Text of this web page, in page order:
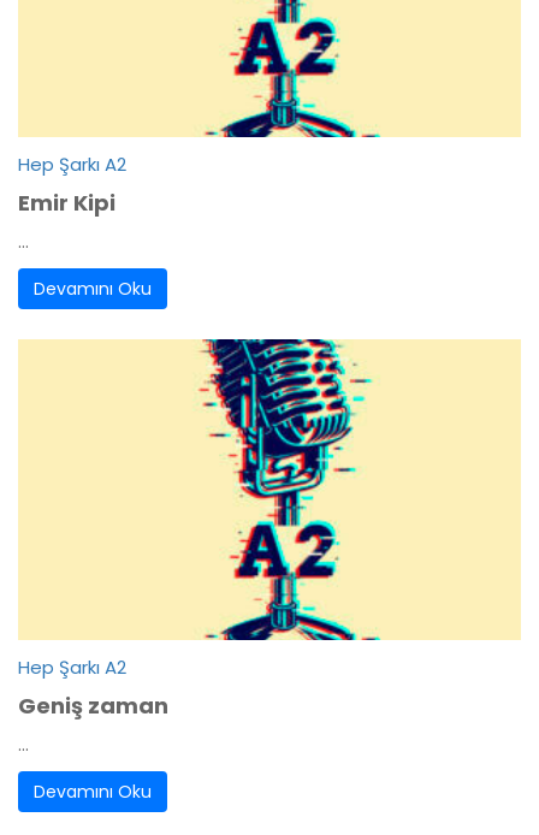
Hep Şarkı A2
Emir Kipi
...
Devamını Oku
Hep Şarkı A2
Geniş zaman
...
Devamını Oku